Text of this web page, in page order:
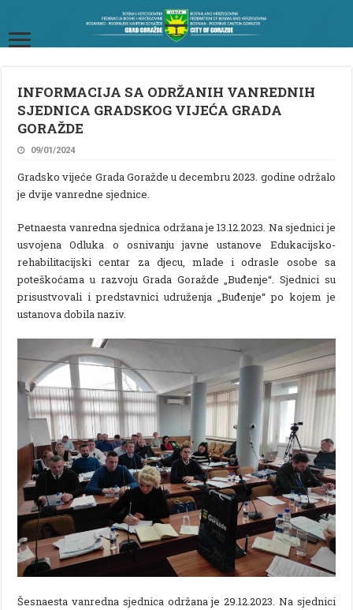
INFORMACIJA SA ODRŽANIH VANREDNIH
SJEDNICA GRADSKOG VIJEĆA GRADA
GORAŽDE
09/01/2024
Gradsko vijeće Grada Goražde u decembru 2023. godine održalo
je dvije vanredne sjednice.
Petnaesta vanredna sjednica održana je 13.12.2023. Na sjednici je
usvojena Odluka o osnivanju javne ustanove Edukacijsko-
rehabilitacijski centar za djecu, mlade i odrasle osobe sa
poteškoćama u razvoju Grada Goražde „Buđenje“. Sjednici su
prisustvovali i predstavnici udruženja „Buđenje“ po kojem je
ustanova dobila naziv.
Šesnaesta vanredna sjednica održana je 29.12.2023. Na sjednici